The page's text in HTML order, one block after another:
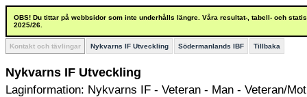
OBS! Du tittar på webbsidor som inte underhålls längre. Våra resultat-, tabell- och
2025/26.
Kontakt och tävlingar Nykvarns IF Utveckling Södermanlands IBF Tillbaka
Nykvarns IF Utveckling
Laginformation: Nykvarns IF - Veteran - Man - Veteran/